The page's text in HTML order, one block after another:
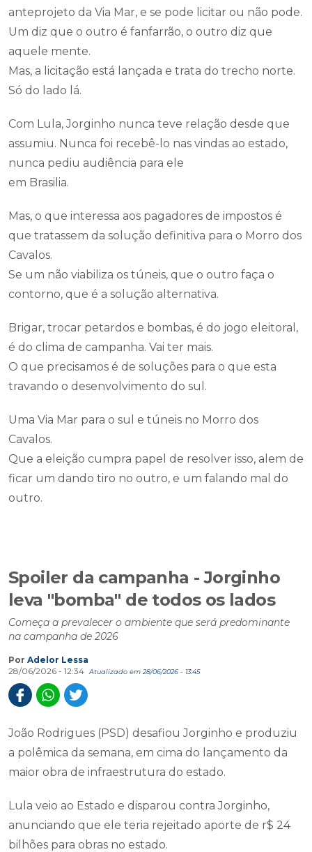
anteprojeto da Via Mar, e se pode licitar ou não pode.
Um diz que o outro é fanfarrão, o outro diz que
aquele mente.
Mas, a licitação está lançada e trata do trecho norte.
Só do lado lá.
Com Lula, Jorginho nunca teve relação desde que
assumiu. Nunca foi recebê-lo nas vindas ao estado,
nunca pediu audiência para ele
em Brasilia.
Mas, o que interessa aos pagadores de impostos é
que tratassem da solução definitiva para o Morro dos
Cavalos.
Se um não viabiliza os túneis, que o outro faça o
contorno, que é a solução alternativa.
Brigar, trocar petardos e bombas, é do jogo eleitoral,
é do clima de campanha. Vai ter mais.
O que precisamos é de soluções para o que esta
travando o desenvolvimento do sul.
Uma Via Mar para o sul e túneis no Morro dos
Cavalos.
Que a eleição cumpra papel de resolver isso, alem de
ficar um dando tiro no outro, e um falando mal do
outro.
Spoiler da campanha - Jorginho
leva "bomba" de todos os lados
Começa a prevalecer o ambiente que será predominante
na campanha de 2026
Por Adelor Lessa
28/06/2026 - 12:34
Atualizado em 28/06/2026 - 13:45
João Rodrigues (PSD) desafiou Jorginho e produziu
a polêmica da semana, em cima do lançamento da
maior obra de infraestrutura do estado.
Lula veio ao Estado e disparou contra Jorginho,
anunciando que ele teria rejeitado aporte de r$ 24
bilhões para obras no estado.